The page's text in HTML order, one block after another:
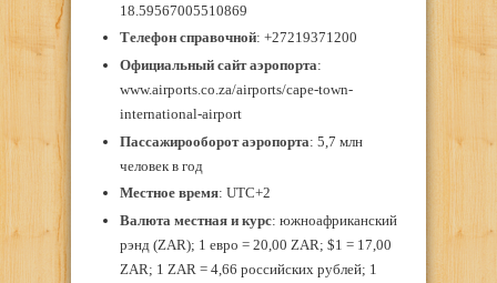
18.59567005510869
Телефон справочной: +27219371200
Официальный сайт аэропорта:
www.airports.co.za/airports/cape-town-
international-airport
Пассажирооборот аэропорта: 5,7 млн
человек в год
Местное время: UTC+2
Валюта местная и курс: южноафриканский
рэнд (ZAR); 1 евро = 20,00 ZAR; $1 = 17,00
ZAR; 1 ZAR = 4,66 российских рублей; 1